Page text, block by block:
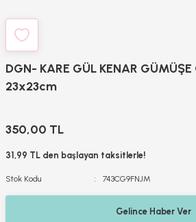
DGN- KARE GÜL KENAR GÜMÜŞE
23x23cm
350,00 TL
31,99 TL den başlayan taksitlerle!
Stok Kodu 743CG9FNJM
Gelince Haber Ver